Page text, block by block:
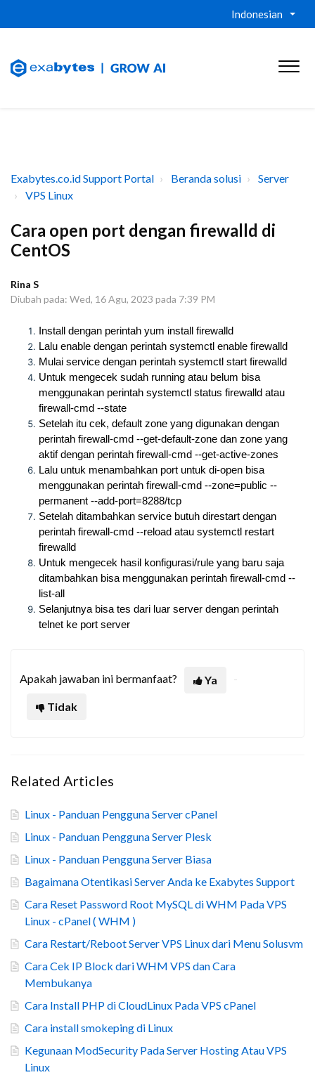
Indonesian
Exabytes.co.id Support Portal Beranda solusi
Server
VPS Linux
Cara open port dengan firewalld di
CentOS
Rina S
Diubah pada: Wed, 16 Agu, 2023 pada 7:39 PM
Install dengan perintah yum install firewalld
Lalu enable dengan perintah systemctl enable firewalld
Mulai service dengan perintah systemctl start firewalld
Untuk mengecek sudah running atau belum bisa
menggunakan perintah systemctl status firewalld atau
firewall-cmd --state
Setelah itu cek, default zone yang digunakan dengan
perintah firewall-cmd --get-default-zone dan zone yang
aktif dengan perintah firewall-cmd --get-active-zones
Lalu untuk menambahkan port untuk di-open bisa
menggunakan perintah firewall-cmd --zone=public --
permanent --add-port=8288/tcp
Setelah ditambahkan service butuh direstart dengan
perintah firewall-cmd --reload atau systemctl restart
firewalld
Untuk mengecek hasil konfigurasi/rule yang baru saja
ditambahkan bisa menggunakan perintah firewall-cmd --
list-all
Selanjutnya bisa tes dari luar server dengan perintah
telnet ke port server
Apakah jawaban ini bermanfaat?
Ya
Tidak
Related Articles
Linux - Panduan Pengguna Server cPanel
Linux - Panduan Pengguna Server Plesk
Linux - Panduan Pengguna Server Biasa
Bagaimana Otentikasi Server Anda ke Exabytes Support
Cara Reset Password Root MySQL di WHM Pada VPS
Linux - cPanel ( WHM )
Cara Restart/Reboot Server VPS Linux dari Menu Solusvm
Cara Cek IP Block dari WHM VPS dan Cara
Membukanya
Cara Install PHP di CloudLinux Pada VPS cPanel
Cara install smokeping di Linux
Kegunaan ModSecurity Pada Server Hosting Atau VPS
Linux